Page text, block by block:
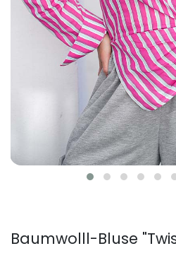
Baumwolll-Bluse